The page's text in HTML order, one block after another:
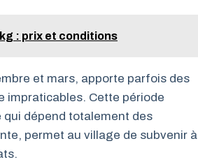
: prix et conditions
et mars, apporte parfois des
impraticables. Cette période
qui dépend totalement des
permet au village de subvenir à